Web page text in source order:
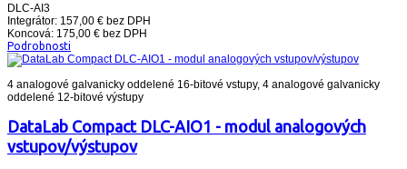
DLC-AI3
Integrátor: 157,00 € bez DPH
Koncová: 175,00 € bez DPH
Podrobnosti
4 analogové galvanicky oddelené 16-bitové vstupy, 4 analogové galvanicky
oddelené 12-bitové výstupy
DataLab Compact DLC-AIO1 - modul analogových
vstupov/výstupov